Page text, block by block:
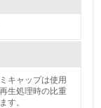
キャップは使用
生処理時の比重
す。